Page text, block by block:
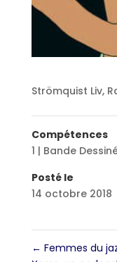
Strömquist Liv,
Compétences
1 | Bande
Posté le
14 octobre 2018
← Femmes du